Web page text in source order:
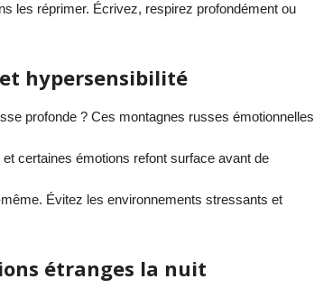
les réprimer. Écrivez, respirez profondément ou
hypersensibilité
profonde ? Ces montagnes russes émotionnelles
certaines émotions refont surface avant de
Évitez les environnements stressants et
étranges la nuit